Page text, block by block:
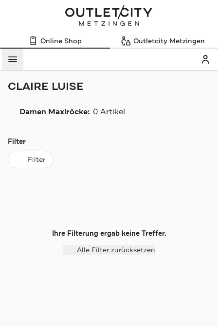
Online Shop Outletcity Metzingen
Menü
CLAIRE LUISE
Damen Maxiröcke: 0 Artikel
Filter
Filter
Ihre Filterung ergab keine Treffer.
Alle Filter zurücksetzen